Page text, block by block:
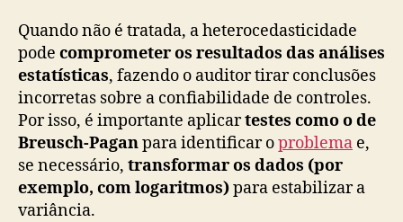
Quando não é tratada, a heterocedasticidade
pode comprometer os resultados das análises
estatísticas, fazendo o auditor tirar conclusões
incorretas sobre a confiabilidade de controles.
Por isso, é importante aplicartestes como o de
Breusch-Paganpara identificar oproblema e,
se necessário, transformar os dados (por
exemplo, com logaritmos)para estabilizar a
variância.